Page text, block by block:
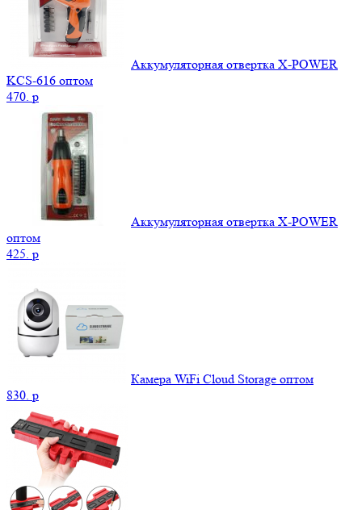
Аккумуляторная отвертка X-POWER
KCS-616 оптом
470. p
Аккумуляторная отвертка X-POWER
оптом
425. p
Камера WiFi Cloud Storage оптом
830. p